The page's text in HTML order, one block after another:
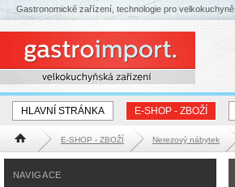
HLAVNÍ STRÁNKA E-SHOP - ZBOŽÍ
Hlavní stránka E-SHOP - ZBOŽÍ Nerezový nábytek
NAVIGACE
Gastronomické zařízení, technologie pro velkokuchyně